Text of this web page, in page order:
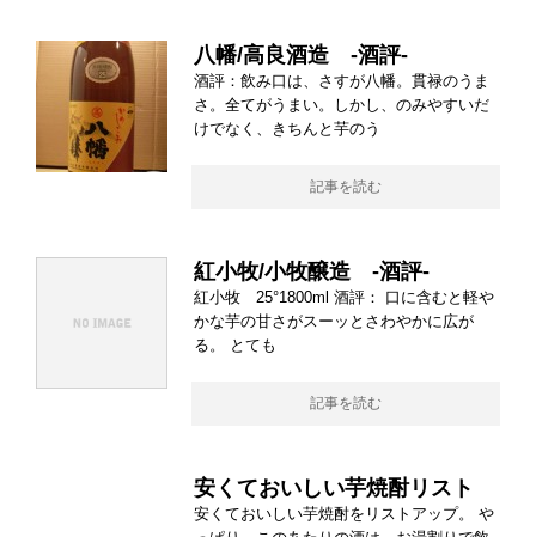
八幡/高良酒造 -酒評-
酒評：飲み口は、さすが八幡。貫禄のうま
さ。全てがうまい。しかし、のみやすいだ
けでなく、きちんと芋のう
記事を読む
紅小牧/小牧醸造 -酒評-
紅小牧 25°1800ml 酒評： 口に含むと軽や
かな芋の甘さがスーッとさわやかに広が
る。 とても
記事を読む
安くておいしい芋焼酎リスト
安くておいしい芋焼酎をリストアップ。 や